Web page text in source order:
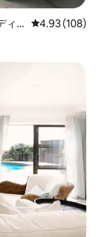
ィ
レビュー108
4.93 (108)